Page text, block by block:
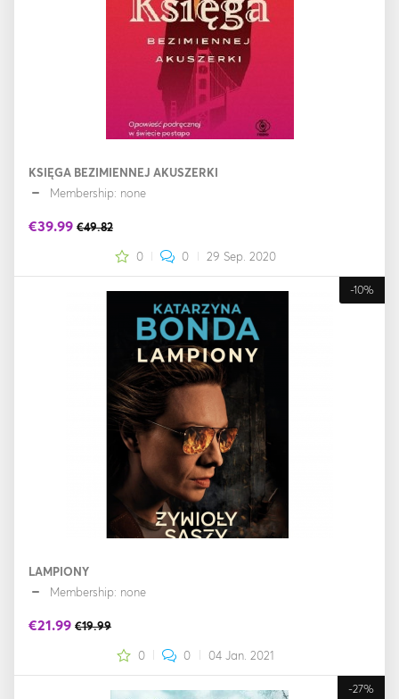
KSIĘGA BEZIMIENNEJ AKUSZERKI
Membership: none
€39.99 €49.82
0 0 29 Sep. 2020
-10%
LAMPIONY
Membership: none
€21.99 €19.99
0 0 04 Jan. 2021
-27%